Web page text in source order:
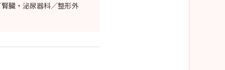
臓・泌尿器科／整形外